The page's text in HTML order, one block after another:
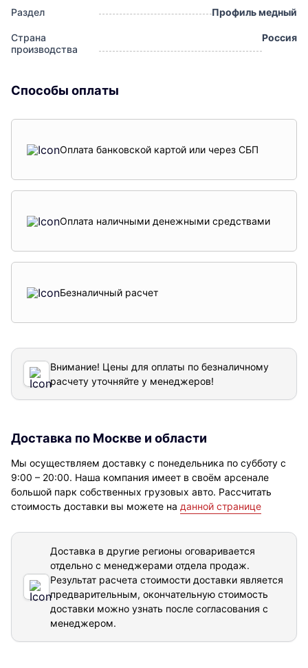
Раздел Профиль медный
Страна
производства
Россия
Способы оплаты
Оплата банковской картой или через СБП
Оплата наличными денежными средствами
Безналичный расчет
Внимание! Цены для оплаты по безналичному
расчету уточняйте у менеджеров!
Доставка по Москве и области
Мы осуществляем доставку с понедельника по субботу с
9:00 – 20:00. Наша компания имеет в своём арсенале
большой парк собственных грузовых авто. Рассчитать
стоимость доставки вы можете на данной странице
Доставка в другие регионы оговаривается
отдельно с менеджерами отдела продаж.
Результат расчета стоимости доставки является
предварительным, окончательную стоимость
доставки можно узнать после согласования с
менеджером.